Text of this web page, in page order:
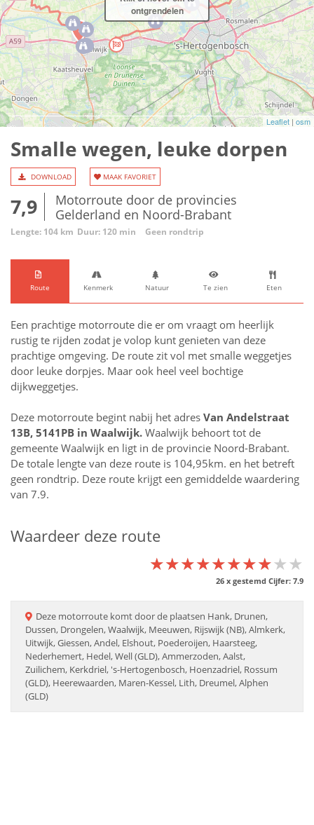
Leaflet | osm
ontgrendelen
Smalle wegen, leuke dorpen
DOWNLOAD MAAK FAVORIET
7,9
Motorroute door de provincies
Gelderland en Noord-Brabant
Lengte: 104 km Duur: 120 min Geen rondtrip
Route Kenmerk Natuur Te zien Eten
Een prachtige motorroute die er om vraagt om heerlijk
rustig te rijden zodat je volop kunt genieten van deze
prachtige omgeving. De route zit vol met smalle weggetjes
door leuke dorpjes. Maar ook heel veel bochtige
dijkweggetjes.
Deze motorroute begint nabij het adres Van Andelstraat
13B, 5141PB in Waalwijk. Waalwijk behoort tot de
gemeente Waalwijk en ligt in de provincie Noord-Brabant.
De totale lengte van deze route is 104,95km. en het betreft
geen rondtrip. Deze route krijgt een gemiddelde waardering
van 7.9.
Waardeer deze route
★★★★★★★★★★
★★★★★★★★★★
★★★★★★★★★★
26 x gestemd Cijfer: 7.9
Deze motorroute komt door de plaatsen Hank, Drunen,
Dussen, Drongelen, Waalwijk, Meeuwen, Rijswijk (NB), Almkerk,
Uitwijk, Giessen, Andel, Elshout, Poederoijen, Haarsteeg,
Nederhemert, Hedel, Well (GLD), Ammerzoden, Aalst,
Zuilichem, Kerkdriel, 's-Hertogenbosch, Hoenzadriel, Rossum
(GLD), Heerewaarden, Maren-Kessel, Lith, Dreumel, Alphen
(GLD)